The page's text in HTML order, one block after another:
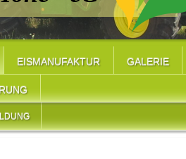
EISMANUFAKTUR GALERIE